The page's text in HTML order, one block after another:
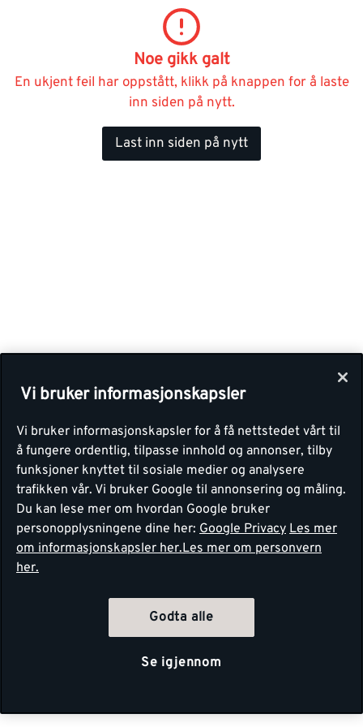
Noe gikk galt
En ukjent feil har oppstått, klikk på knappen for å laste
inn siden på nytt.
Last inn siden på nytt
Vi bruker informasjonskapsler
Vi bruker informasjonskapsler for å få nettstedet vårt til
å fungere ordentlig, tilpasse innhold og annonser, tilby
funksjoner knyttet til sosiale medier og analysere
trafikken vår. Vi bruker Google til annonsering og måling.
Du kan lese mer om hvordan Google bruker
personopplysningene dine her: Google Privacy Les mer
om informasjonskapsler her.Les mer om personvern
her.
Godta alle
Se igjennom